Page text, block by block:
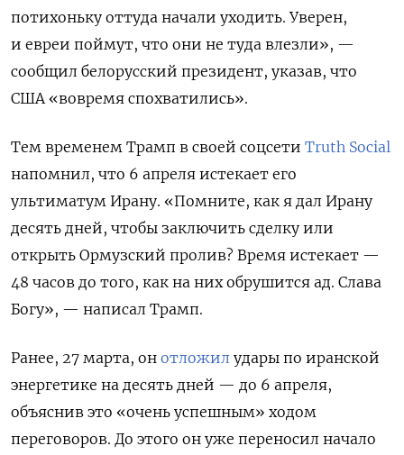
потихоньку оттуда начали уходить. Уверен,
и евреи поймут, что они не туда влезли», —
сообщил белорусский президент, указав, что
США «вовремя спохватились».
Тем временем Трамп в своей соцсети Truth Social
напомнил, что 6 апреля истекает его
ультиматум Ирану. «Помните, как я дал Ирану
десять дней, чтобы заключить сделку или
открыть Ормузский пролив? Время истекает —
48 часов до того, как на них обрушится ад. Слава
Богу», — написал Трамп.
Ранее, 27 марта, он отложил удары по иранской
энергетике на десять дней — до 6 апреля,
объяснив это «очень успешным» ходом
переговоров. До этого он уже переносил начало